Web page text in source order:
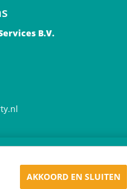
AKKOORD EN SLUITEN
B.V.
Huren in De
Appartementen in